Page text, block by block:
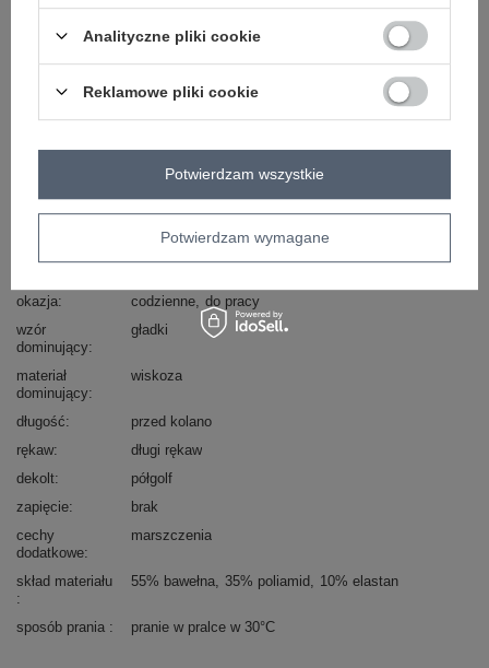
Zadzwoń+48 601 547 740 Zadaj pytanie
skład materiału : 55% bawełna, 35% poliamid, 10%
elastan
Marka
ITALY MODA
sukienka dzianinowa
okazja
codzienne do pracy
wzór
dominujący
gładki
materiał
dominujący
wiskoza
długość
przed kolano
rękaw
długi rękaw
dekolt
półgolf
zapięcie
brak
cechy
dodatkowe
marszczenia
skład materiału 55% bawełna 35% poliamid 10% elastan
sposób prania pranie w pralce w 30°C
Analityczne pliki cookie
Reklamowe pliki cookie
Potwierdzam wymagane
Potwierdzam wszystkie